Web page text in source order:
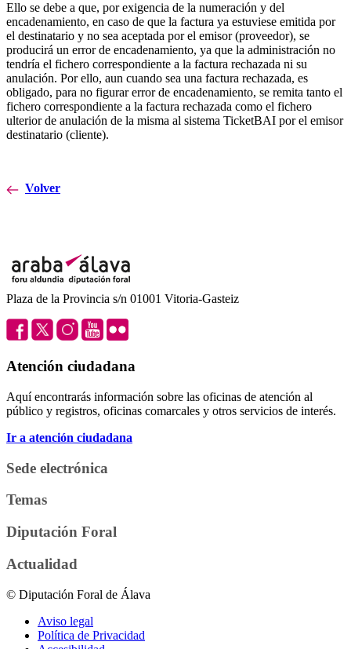
Ello se debe a que, por exigencia de la numeración y del
encadenamiento, en caso de que la factura ya estuviese emitida por
el destinatario y no sea aceptada por el emisor (proveedor), se
producirá un error de encadenamiento, ya que la administración no
tendría el fichero correspondiente a la factura rechazada ni su
anulación. Por ello, aun cuando sea una factura rechazada, es
obligado, para no figurar error de encadenamiento, se remita tanto el
fichero correspondiente a la factura rechazada como el fichero
ulterior de anulación de la misma al sistema TicketBAI por el emisor
destinatario (cliente).
Volver
Plaza de la Provincia s/n 01001 Vitoria-Gasteiz
Atención ciudadana
Aquí encontrarás información sobre las oficinas de atención al
público y registros, oficinas comarcales y otros servicios de interés.
Ir a atención ciudadana
Sede electrónica
Temas
Diputación Foral
Actualidad
© Diputación Foral de Álava
Aviso legal
Política de Privacidad